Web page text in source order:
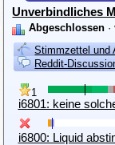
Unverbindliches
Abgeschlossen
Stimmzettel und
Reddit-
1
i6801: keine
i6800: Liquid